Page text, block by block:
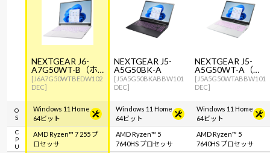
OS
CPU
NEXTGEAR J6-
A7G50WT-B（ホ
ワイト）
[J6A7G50WTBEDW102
DEC]
Windows 11 Home
64ビット
AMD Ryzen™ 7 255 プ
ロセッサ
NEXTGEAR J5-
A5G50BK-A
[J5A5G50BKABBW101
DEC]
Windows 11 Home
64ビット
AMD Ryzen™ 5
7640HS プロセッサ
NEXTGEAR J5-
A5G50WT-A（ホ
ワイト）
[J5A5G50WTABBW101
DEC]
Windows 11 Home
64ビット
AMD Ryzen™ 5
7640HS プロセッサ